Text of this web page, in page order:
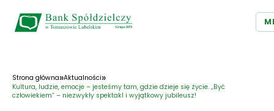
Strona główna»Aktualności»
Kultura, ludzie, emocje – jesteśmy tam, gdzie dzieje się życie. „Być
człowiekiem” – niezwykły spektakl i wyjątkowy jubileusz!